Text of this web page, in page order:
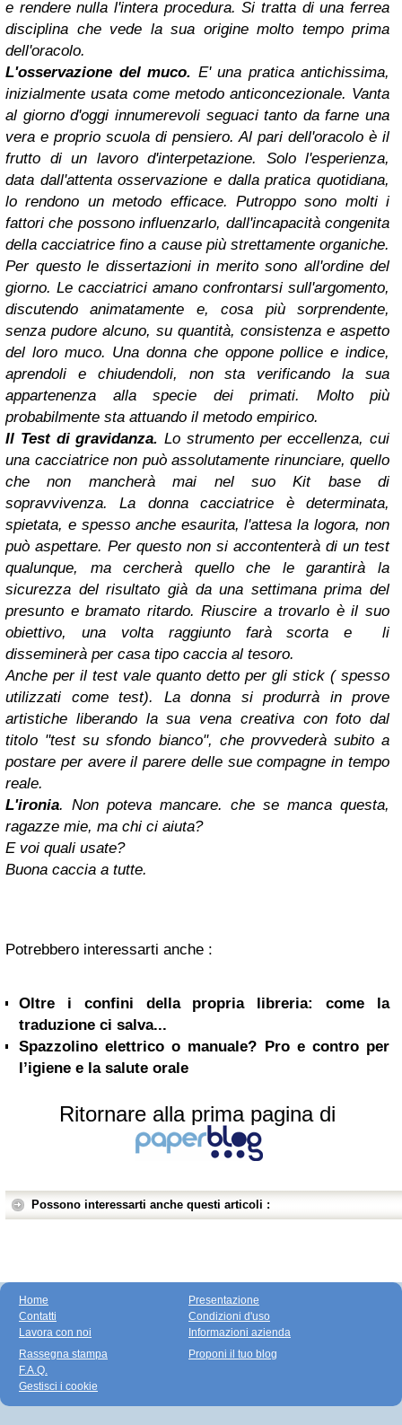
e rendere nulla l'intera procedura. Si tratta di una ferrea
disciplina che vede la sua origine molto tempo prima
dell'oracolo.
L'osservazione del muco. E' una pratica antichissima,
inizialmente usata come metodo anticoncezionale. Vanta
al giorno d'oggi innumerevoli seguaci tanto da farne una
vera e proprio scuola di pensiero. Al pari dell'oracolo è il
frutto di un lavoro d'interpetazione. Solo l'esperienza,
data dall'attenta osservazione e dalla pratica quotidiana,
lo rendono un metodo efficace. Putroppo sono molti i
fattori che possono influenzarlo, dall'incapacità congenita
della cacciatrice fino a cause più strettamente organiche.
Per questo le dissertazioni in merito sono all'ordine del
giorno. Le cacciatrici amano confrontarsi sull'argomento,
discutendo animatamente e, cosa più sorprendente,
senza pudore alcuno, su quantità, consistenza e aspetto
del loro muco. Una donna che oppone pollice e indice,
aprendoli e chiudendoli, non sta verificando la sua
appartenenza alla specie dei primati. Molto più
probabilmente sta attuando il metodo empirico.
Il Test di gravidanza. Lo strumento per eccellenza, cui
una cacciatrice non può assolutamente rinunciare, quello
che non mancherà mai nel suo Kit base di
sopravvivenza. La donna cacciatrice è determinata,
spietata, e spesso anche esaurita, l'attesa la logora, non
può aspettare. Per questo non si accontenterà di un test
qualunque, ma cercherà quello che le garantirà la
sicurezza del risultato già da una settimana prima del
presunto e bramato ritardo. Riuscire a trovarlo è il suo
obiettivo, una volta raggiunto farà scorta e li
disseminerà per casa tipo caccia al tesoro.
Anche per il test vale quanto detto per gli stick ( spesso
utilizzati come test). La donna si produrrà in prove
artistiche liberando la sua vena creativa con foto dal
titolo "test su sfondo bianco", che provvederà subito a
postare per avere il parere delle sue compagne in tempo
reale.
L'ironia. Non poteva mancare. che se manca questa,
ragazze mie, ma chi ci aiuta?
E voi quali usate?
Buona caccia a tutte.
Potrebbero interessarti anche :
Oltre i confini della propria libreria: come la
traduzione ci salva...
Spazzolino elettrico o manuale? Pro e contro per
l’igiene e la salute orale
Ritornare alla prima pagina di
Possono interessarti anche questi articoli :
Home
Contatti
Lavora con noi
Presentazione
Condizioni d'uso
Informazioni azienda
Rassegna stampa
F.A.Q.
Gestisci i cookie
Proponi il tuo blog